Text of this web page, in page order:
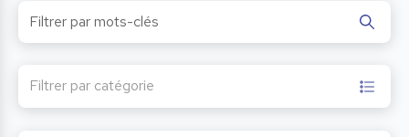
Filtrer par catégorie